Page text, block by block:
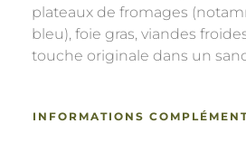
plateaux de fromages
bleu), foie gras, viandes
touche originale dans un
INFORMATIONS